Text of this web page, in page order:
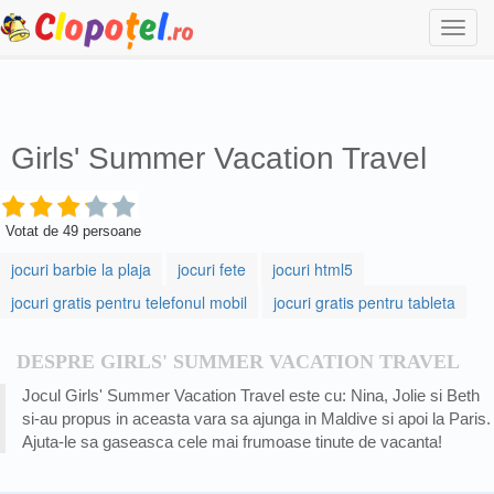
Girls' Summer Vacation Travel
Votat de 49 persoane
jocuri barbie la plaja jocuri fete
jocuri html5
jocuri gratis pentru telefonul mobil
jocuri gratis pentru tableta
DESPRE GIRLS' SUMMER VACATION TRAVEL
Jocul Girls' Summer Vacation Travel este cu: Nina, Jolie si Beth
si-au propus in aceasta vara sa ajunga in Maldive si apoi la Paris.
Ajuta-le sa gaseasca cele mai frumoase tinute de vacanta!